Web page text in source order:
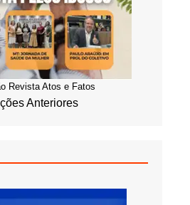
Revista Atos e Fatos
Anteriores